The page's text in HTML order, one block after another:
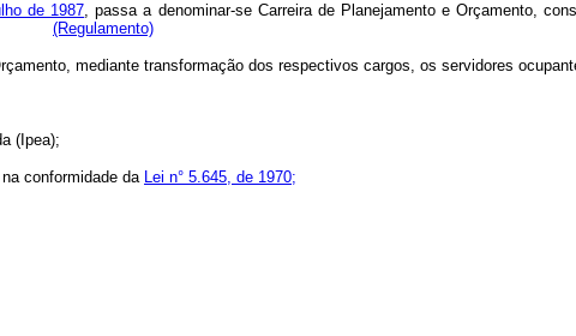
de 1987, passa a denominar-se Carreira de Planejamento e Orçamento,
(Regulamento)
mediante transformação dos respectivos cargos, os servidores
(Ipea);
conformidade da Lei n° 5.645, de 1970;